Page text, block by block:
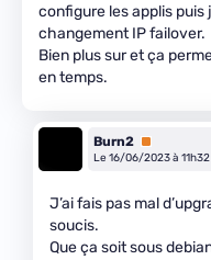
configure les applis puis
changement IP failover.
Bien plus sur et ça
en temps.
Burn2 Premium
Le 16/06/2023 à 11h32
J’ai fais pas mal
soucis.
Que ça soit sous